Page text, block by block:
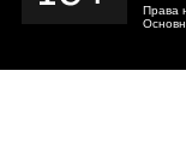
Права